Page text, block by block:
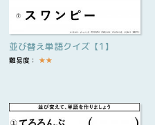
並び替え単語クイズ【1】
難易度： ★★